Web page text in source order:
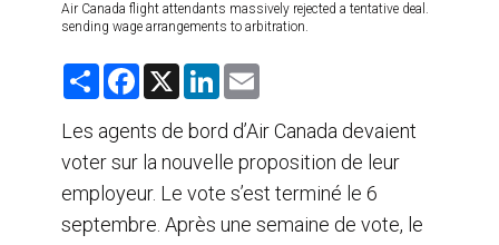
Air Canada flight attendants massively rejected a tentative deal.
sending wage arrangements to arbitration.
S
r
e
F
e
b
o
k
X
L
k
e
d
n
i
l
Les agents de bord d’Air Canada devaient
voter sur la nouvelle proposition de leur
employeur. Le vote s’est terminé le 6
septembre. Après une semaine de vote, le